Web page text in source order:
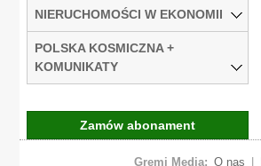
NIERUCHOMOŚCI W EKONOMII
POLSKA KOSMICZNA +
KOMUNIKATY
Zamów abonament
Gremi Media: O nas